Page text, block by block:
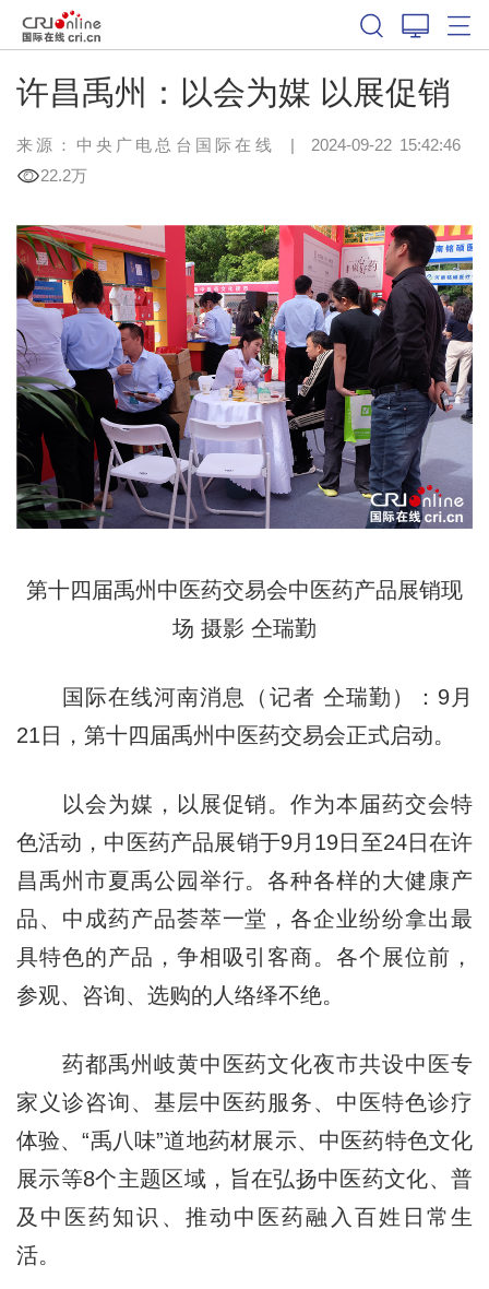
许昌禹州：以会为媒 以展促销
来源：中央广电总台国际在线 | 2024-09-22 15:42:46
22.2万
第十四届禹州中医药交易会中医药产品展销现
场 摄影 仝瑞勤
国际在线河南消息（记者 仝瑞勤）：9月
21日，第十四届禹州中医药交易会正式启动。
以会为媒，以展促销。作为本届药交会特
色活动，中医药产品展销于9月19日至24日在许
昌禹州市夏禹公园举行。各种各样的大健康产
品、中成药产品荟萃一堂，各企业纷纷拿出最
具特色的产品，争相吸引客商。各个展位前，
参观、咨询、选购的人络绎不绝。
药都禹州岐黄中医药文化夜市共设中医专
家义诊咨询、基层中医药服务、中医特色诊疗
体验、“禹八味”道地药材展示、中医药特色文化
展示等8个主题区域，旨在弘扬中医药文化、普
及中医药知识、推动中医药融入百姓日常生
活。